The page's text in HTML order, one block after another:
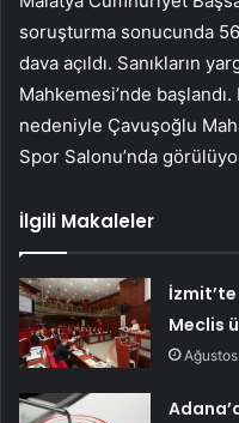
soruşturma sonucunda
dava açıldı. Sanıkların
Mahkemesi’nde
nedeniyle Çavuşoğlu
Spor Salonu’nda
İlgili Makaleler
Meclis